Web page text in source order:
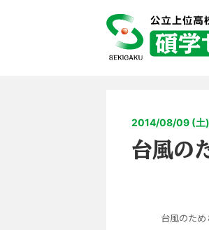
2014/08/09 (土
台風の
台風のた